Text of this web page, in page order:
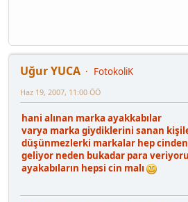
Uğur YUCA
FotokoliK
Haz 19, 2007, 11:00 ÖÖ
hani alınan marka ayakkabılar
varya marka giydiklerini sanan
düşünmezlerki markalar hep cinden
geliyor neden bukadar para
ayakabıların hepsi cin malı